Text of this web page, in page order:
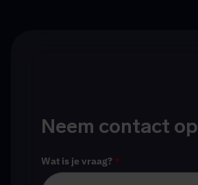
Neem contact op
Wat is je vraag? *